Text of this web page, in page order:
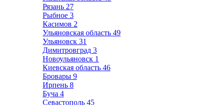
Рязань 27
Рыбное 3
Касимов 2
Ульяновская область 49
Ульяновск 31
Димитровград 3
Новоульяновск 1
Киевская область 46
Бровары 9
Ирпень 8
Буча 4
Севастополь 45